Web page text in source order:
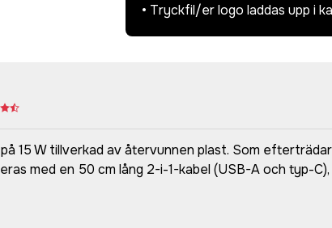
• Tryckfil/er logo laddas upp i
15 W tillverkad av återvunnen plast. Som
med en 50 cm lång 2-i-1-kabel (USB-A och typ-